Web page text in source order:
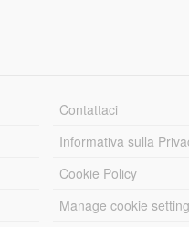
Contattaci
Informativa sulla
Cookie Policy
Manage cookie